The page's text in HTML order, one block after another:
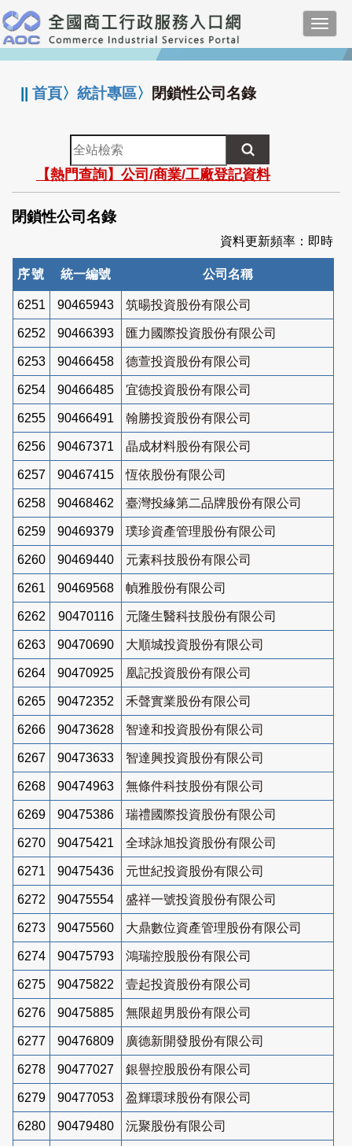
跳
到
主
要
:::
||首頁〉統計專區〉 閉鎖性公司名錄
全
站
檢
索
【熱門查詢】公司/商業/工廠登記資料
閉鎖性公司名錄
資料更新頻率：即時
序號 統一編號 公司名稱
6251 90465943 筑暘投資股份有限公司
6252 90466393 匯力國際投資股份有限公司
6253 90466458 德萱投資股份有限公司
6254 90466485 宜德投資股份有限公司
6255 90466491 翰勝投資股份有限公司
6256 90467371 晶成材料股份有限公司
6257 90467415 恆依股份有限公司
6258 90468462 臺灣投緣第二品牌股份有限公司
6259 90469379 璞珍資產管理股份有限公司
6260 90469440 元素科技股份有限公司
6261 90469568 幀雅股份有限公司
6262 90470116 元隆生醫科技股份有限公司
6263 90470690 大順城投資股份有限公司
6264 90470925 凰記投資股份有限公司
6265 90472352 禾聲實業股份有限公司
6266 90473628 智達和投資股份有限公司
6267 90473633 智達興投資股份有限公司
6268 90474963 無條件科技股份有限公司
6269 90475386 瑞禮國際投資股份有限公司
6270 90475421 全球詠旭投資股份有限公司
6271 90475436 元世紀投資股份有限公司
6272 90475554 盛祥一號投資股份有限公司
6273 90475560 大鼎數位資產管理股份有限公司
6274 90475793 鴻瑞控股股份有限公司
6275 90475822 壹起投資股份有限公司
6276 90475885 無限超男股份有限公司
6277 90476809 廣德新開發股份有限公司
6278 90477027 銀譽控股股份有限公司
6279 90477053 盈輝環球股份有限公司
6280 90479480 沅聚股份有限公司